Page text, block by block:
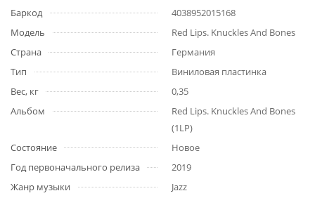
Баркод
4038952015168
Модель
Red Lips. Knuckles And Bones
Страна
Германия
Тип
Виниловая пластинка
Вес, кг
0,35
Альбом
Red Lips. Knuckles And Bones
(1LP)
Состояние
Новое
Год первоначального релиза
2019
Жанр музыки
Jazz